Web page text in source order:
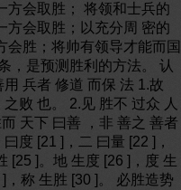
方会取胜； 将领和士兵的
方会取胜；以充分周 密的
会胜；将帅有领导才能而国
，是预测胜利的方法。 认
兵者 修道 而保 法 1.故
败 也。 2.见 胜不 过众 人
天下 曰善 ，非 善之 善者
度 [21 ]，二 曰量 [22 ]，
[25 ]。地 生度 [26 ]，度 生
，称 生胜 [30 ]。 必胜造势